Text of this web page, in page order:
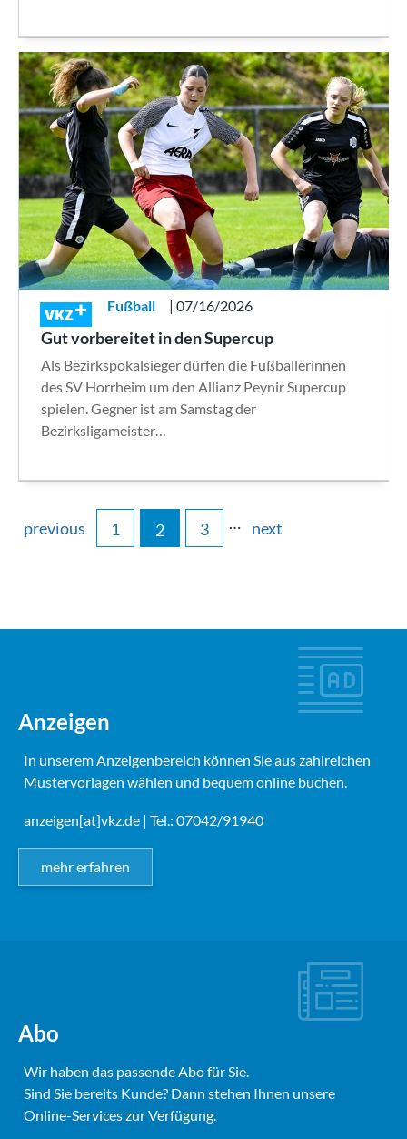
VKZ Fußball | 07/16/2026
Gut vorbereitet in den Supercup
Als Bezirkspokalsieger dürfen die Fußballerinnen
des SV Horrheim um den Allianz Peynir Supercup
spielen. Gegner ist am Samstag der
Bezirksligameister…
previous 1 2 3 … next
Anzeigen
In unserem Anzeigenbereich können Sie aus zahlreichen
Mustervorlagen wählen und bequem online buchen.
anzeigen[at]vkz.de | Tel.: 07042/91940
mehr erfahren
Abo
Wir haben das passende Abo für Sie.
Sind Sie bereits Kunde? Dann stehen Ihnen unsere
Online-Services zur Verfügung.